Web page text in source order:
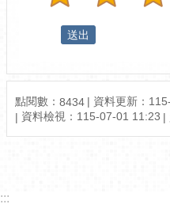
點閱數： 8434
資料更新：
資料檢視：115-07-01 11:23
:::